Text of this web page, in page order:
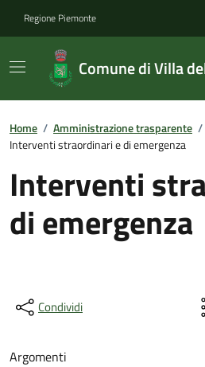
Regione Piemonte
Comune di Villa
Home / Amministrazione trasparente /
Interventi straordinari e di emergenza
Interventi
di emergenza
Condividi
Argomenti